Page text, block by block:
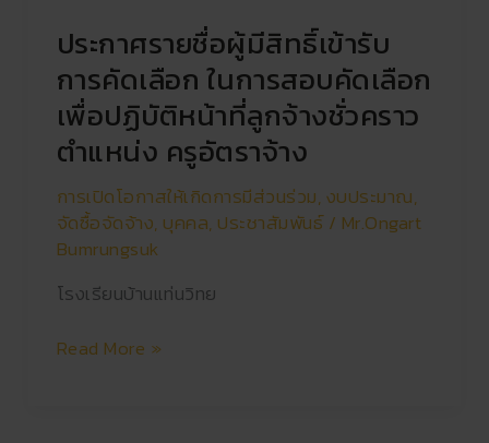
ประกาศรายชื่อผู้มีสิทธิ์เข้ารับ
การคัดเลือก ในการสอบคัดเลือก
เพื่อปฏิบัติหน้าที่ลูกจ้างชั่วคราว
ตำแหน่ง ครูอัตราจ้าง
การเปิดโอกาสให้เกิดการมีส่วนร่วม, งบประมาณ,
จัดซื้อจัดจ้าง, บุคคล, ประชาสัมพันธ์/ Mr.Ongart
Bumrungsuk
โรงเรียนบ้านแท่นวิทย
เลือก
การ
สอบ
คัด
เพื่อ
ปฏิบัติ
หน้าที่
ลูกจ้าง
ตำแหน่ง
Read More »